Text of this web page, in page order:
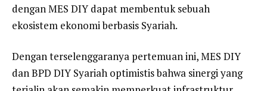
dengan MES DIY dapat membentuk sebuah
ekosistem ekonomi berbasis Syariah.
Dengan terselenggaranya pertemuan ini, MES DIY
dan BPD DIY Syariah optimistis bahwa sinergi yang